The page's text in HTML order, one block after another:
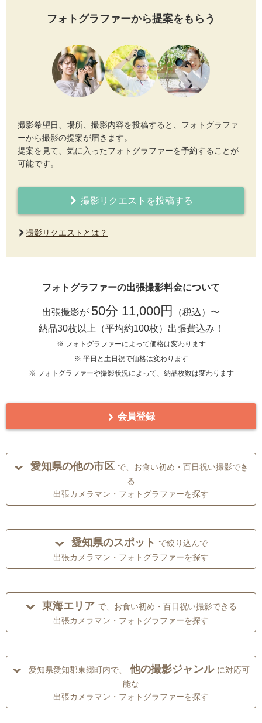
フォトグラファーから提案をもらう
撮影希望日、場所、撮影内容を投稿すると、フォトグラファ
ーから撮影の提案が届きます。
提案を見て、気に入ったフォトグラファーを予約することが
可能です。
撮影リクエストを投稿する
撮影リクエストとは？
フォトグラファーの出張撮影料金について
出張撮影が 50分 11,000円
（税込）〜
納品30枚以上（平均約100枚）出張費込み！
※ フォトグラファーによって価格は変わります
※ 平日と土日祝で価格は変わります
※ フォトグラファーや撮影状況によって、納品枚数は変わります
会員登録
愛知県の他の市区 で、お食い初め・百日祝い撮影でき
る
出張カメラマン・フォトグラファーを探す
愛知県のスポット で絞り込んで
出張カメラマン・フォトグラファーを探す
東海エリア で、お食い初め・百日祝い撮影できる
出張カメラマン・フォトグラファーを探す
愛知県愛知郡東郷町内で、 他の撮影ジャンル に対応可
能な
出張カメラマン・フォトグラファーを探す